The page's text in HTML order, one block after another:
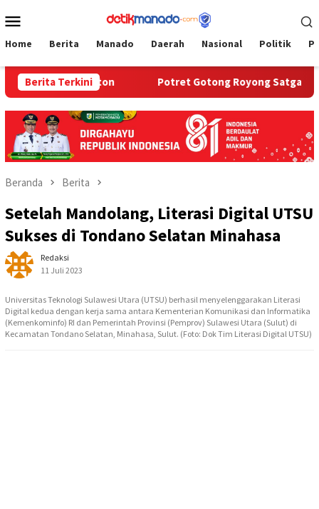
ke
Mobile
Home Berita Manado Daerah Nasional Politik
Berita Terkini
Penonton Potret Gotong Royong Satgas TMMD
Beranda Berita
Setelah Mandolang, Literasi Digital UTSU
Sukses di Tondano Selatan Minahasa
Redaksi
11 Juli 2023
Universitas Teknologi Sulawesi Utara (UTSU) berhasil menyelenggarakan Literasi
Digital kedua dengan kerja sama antara Kementerian Komunikasi dan Informatika
(Kemenkominfo) RI dan Pemerintah Provinsi (Pemprov) Sulawesi Utara (Sulut) di
Kecamatan Tondano Selatan, Minahasa, Sulut. (Foto: Dok Tim Literasi Digital UTSU)